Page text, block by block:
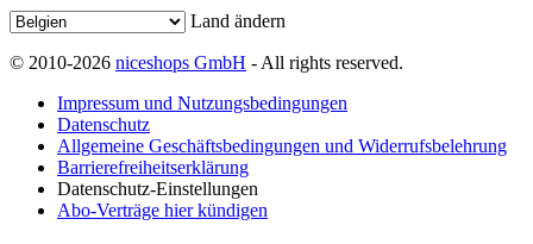
Land ändern
© 2010-2026 niceshops GmbH - All rights reserved.
Impressum und Nutzungsbedingungen
Datenschutz
Allgemeine Geschäftsbedingungen und Widerrufsbelehrung
Barrierefreiheitserklärung
Datenschutz-Einstellungen
Abo-Verträge hier kündigen